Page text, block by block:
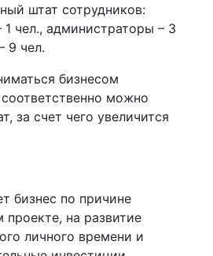
штат сотрудников:
чел., администраторы – 3
9 чел.
бизнесом
можно
за счет чего увеличится
бизнес по причине
проекте, на развитие
личного времени и